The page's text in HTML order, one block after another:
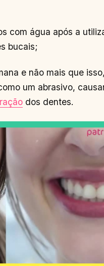
com água após a
bucais;
e não mais que
um abrasivo,
dos dentes.